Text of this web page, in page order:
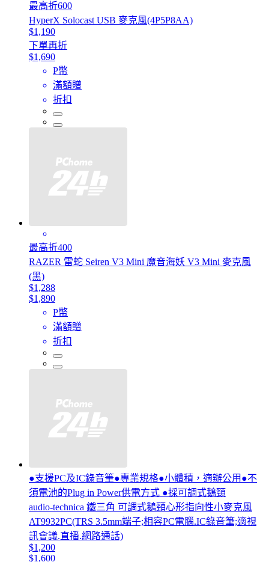
最高折600
HyperX Solocast USB 麥克風(4P5P8AA)
$1,190
下單再折
$1,690
P幣
滿額贈
折扣
最高折400
RAZER 雷蛇 Seiren V3 Mini 魔音海妖 V3 Mini 麥克風
(黑)
$1,288
$1,890
P幣
滿額贈
折扣
●支援PC及IC錄音筆●專業規格●小體積，適辦公用●不
須電池的Plug in Power供電方式 ●採可調式鵝頸
audio-technica 鐵三角 可調式鵝頸心形指向性小麥克風
AT9932PC(TRS 3.5mm端子;相容PC電腦.IC錄音筆;適視
訊會議.直播.網路通話)
$1,200
$1,600